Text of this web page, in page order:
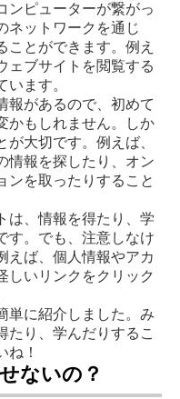
ンピューターが繋がっ
ネットワークを通じ
ことができます。例え
ェブサイトを閲覧する
ます。
報があるので、初めて
かもしれません。しか
大切です。例えば、
情報を探したり、オン
ンを取ったりすること
は、情報を得たり、学
す。でも、注意しなけ
えば、個人情報やアカ
しいリンクをクリック
単に紹介しました。み
たり、学んだりするこ
ね！
ないの？